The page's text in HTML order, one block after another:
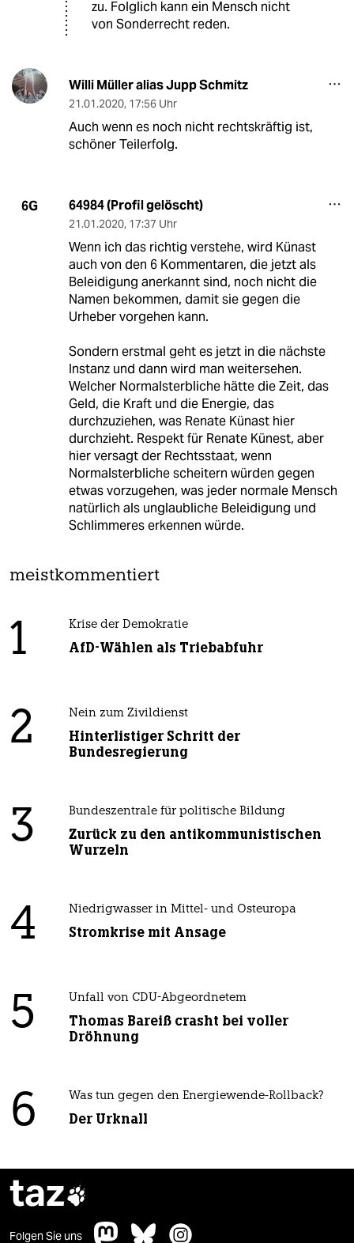
zu. Folglich kann ein Mensch nicht
von Sonderrecht reden.
Willi Müller alias Jupp Schmitz
21.01.2020, 17:56 Uhr
Auch wenn es noch nicht rechtskräftig ist,
schöner Teilerfolg.
6G 64984 (Profil gelöscht)
21.01.2020, 17:37 Uhr
Wenn ich das richtig verstehe, wird Künast
auch von den 6 Kommentaren, die jetzt als
Beleidigung anerkannt sind, noch nicht die
Namen bekommen, damit sie gegen die
Urheber vorgehen kann.
Sondern erstmal geht es jetzt in die nächste
Instanz und dann wird man weitersehen.
Welcher Normalsterbliche hätte die Zeit, das
Geld, die Kraft und die Energie, das
durchzuziehen, was Renate Künast hier
durchzieht. Respekt für Renate Künest, aber
hier versagt der Rechtsstaat, wenn
Normalsterbliche scheitern würden gegen
etwas vorzugehen, was jeder normale Mensch
natürlich als unglaubliche Beleidigung und
Schlimmeres erkennen würde.
meistkommentiert
1 Krise der Demokratie
AfD-Wählen als Triebabfuhr
2 Nein zum Zivildienst
Hinterlistiger Schritt der
Bundesregierung
3 Bundeszentrale für politische Bildung
Zurück zu den antikommunistischen
Wurzeln
4 Niedrigwasser in Mittel- und Osteuropa
Stromkrise mit Ansage
5 Unfall von CDU-Abgeordnetem
Thomas Bareiß crasht bei voller
Dröhnung
6 Was tun gegen den Energiewende-Rollback?
Der Urknall
taz
Folgen Sie uns